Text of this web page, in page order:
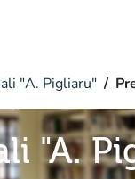
"A. Pigliaru"
"A.